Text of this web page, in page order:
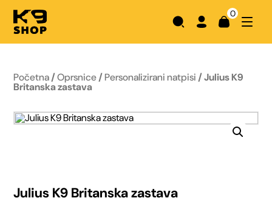
0
Početna/Oprsnice/Personalizirani natpisi / Julius K9
Britanska zastava
Julius K9 Britanska zastava